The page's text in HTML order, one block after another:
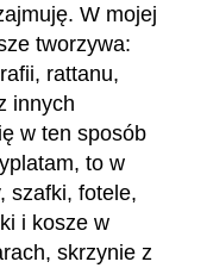
W mojej
tworzywa:
rattanu,
innych
w ten sposób
to w
szafki, fotele,
i kosze w
skrzynie z